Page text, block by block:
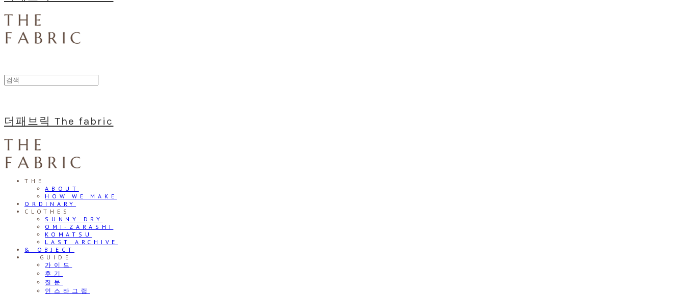
더패브릭 The fabric
THE
ABOUT
HOW WE MAKE
ORDINARY
CLOTHES
SUNNY DRY
OMI-ZARASHI
KOMATSU
LAST ARCHIVE
& OBJECT
⠀⠀GUIDE
가이드
후기
질문
인스타그램